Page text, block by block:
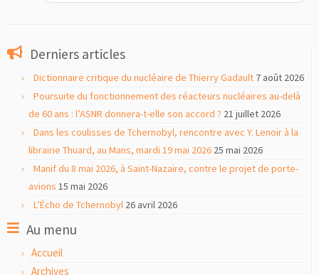
Derniers articles
Dictionnaire critique du nucléaire de Thierry Gadault 7 août 2026
Poursuite du fonctionnement des réacteurs nucléaires au-delà
de 60 ans : l’ASNR donnera-t-elle son accord ? 21 juillet 2026
Dans les coulisses de Tchernobyl, rencontre avec Y. Lenoir à la
librairie Thuard, au Mans, mardi 19 mai 2026 25 mai 2026
Manif du 8 mai 2026, à Saint-Nazaire, contre le projet de porte-
avions 15 mai 2026
L’Écho de Tchernobyl 26 avril 2026
Au menu
Accueil
Archives